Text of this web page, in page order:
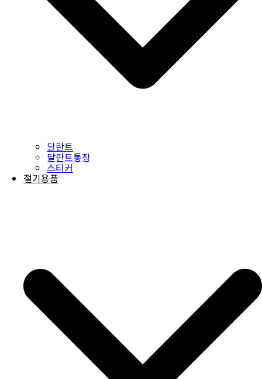
달란트
달란트통장
스티커
절기용품